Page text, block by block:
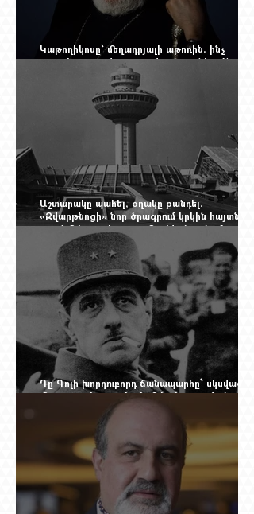
Կաթողիկոսը՝ մեղադրյալի աթոռին. ինչ
սպասել այսօրվա դատավարությունից: Yerevan
Online Mag.-ի մեծ ռեպորտաժը
Աշտարակը պահել, օղակը քանդել.
«Զվարթնոցի» նոր ծրագրում կրկին հայտնվել
տասնմեկ տարի առաջ մերժված լուծումը:
Yerevan Online Mag.-ի մեծ ռեպորտաժը
Դը Գոլի խորդուբորդ ճանապարհը՝ սկսված
մեղադրյալի աթոռից և մեկ սխալ գրված